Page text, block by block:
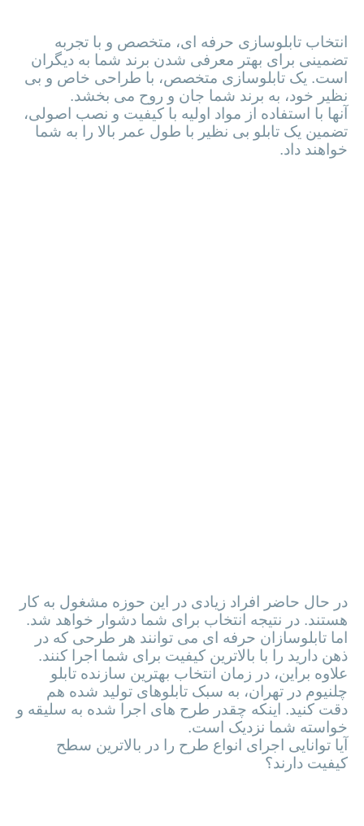
تخصص و حرفه ای بودن
انتخاب تابلوسازی حرفه ای، متخصص و با تجربه
تضمینی برای بهتر معرفی شدن برند شما به دیگران
است. یک تابلوسازی متخصص، با طراحی خاص و بی
نظیر خود، به برند شما جان و روح می بخشد.
سابقه کار و تجربه
در حال حاضر افراد زیادی در این حوزه مشغول به کار
هستند. در نتیجه انتخاب برای شما دشوار خواهد شد.
اما تابلوسازان حرفه ای می توانند هر طرحی که در
ذهن دارید را با بالاترین کیفیت برای شما اجرا کنند.
علاوه براین، در زمان انتخاب بهترین سازنده تابلو
چلنیوم در تهران، به سبک تابلوهای تولید شده هم
دقت کنید. اینکه چقدر طرح های اجرا شده به سلیقه و